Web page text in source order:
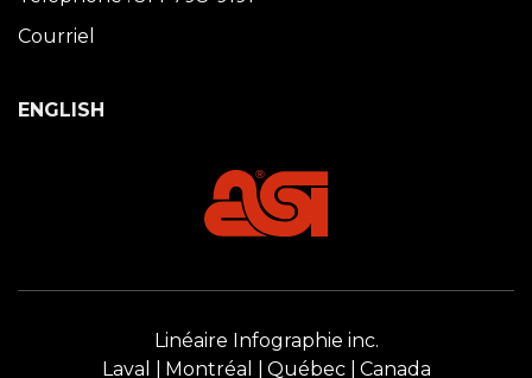
Courriel
ENGLISH
Linéaire Infographie inc.
Laval
Montréal Québec Canada